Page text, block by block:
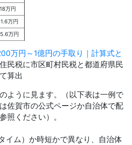
18万円
万円
万円
万円～1億円の手取り｜計算式と
民税に市区町村民税と都道府県民
算出
ように見ます。（以下表は一例で
佐賀市の公式ページか自治体で配
照ください）。
イム）か時短かで異なり、自治体